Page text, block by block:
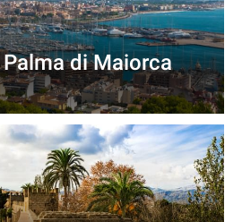
di Maiorca